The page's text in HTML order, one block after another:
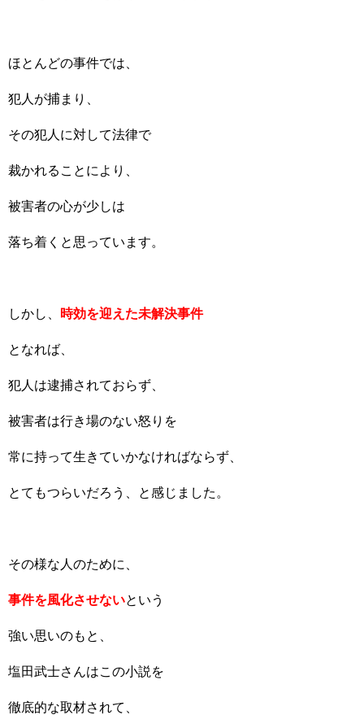
ほとんどの事件では、
犯人が捕まり、
その犯人に対して法律で
裁かれることにより、
被害者の心が少しは
落ち着くと思っています。
しかし、 時効を迎えた未解決事件
となれば、
犯人は逮捕されておらず、
被害者は行き場のない怒りを
常に持って生きていかなければならず、
とてもつらいだろう、と感じました。
その様な人のために、
事件を風化させないという
強い思いのもと、
塩田武士さんはこの小説を
徹底的な取材されて、